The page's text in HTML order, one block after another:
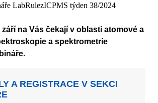
LabRulezICPMS týden 38/2024
na Vás čekají v oblasti atomové a
a spektrometrie
A REGISTRACE V SEKCI